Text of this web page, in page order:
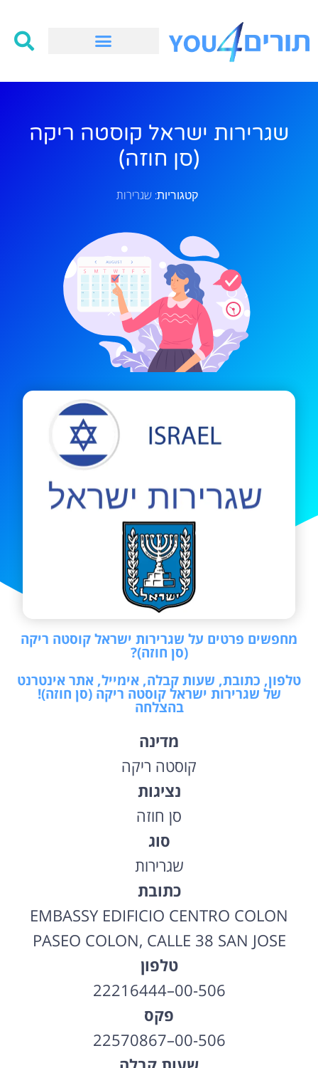
שגרירות ישראל קוסטה ריקה
(סן חוזה)
קטגוריות: שגרירות
מחפשים פרטים על שגרירות ישראל קוסטה ריקה
(סן חוזה)?
טלפון, כתובת, שעות קבלה, אימייל, אתר אינטרנט
של שגרירות ישראל קוסטה ריקה (סן חוזה)!
בהצלחה
מדינה
קוסטה ריקה
נציגות
סן חוזה
סוג
שגרירות
כתובת
EMBASSY EDIFICIO CENTRO COLON
PASEO COLON, CALLE 38 SAN JOSE
טלפון
00-506–22216444
פקס
00-506–22570867